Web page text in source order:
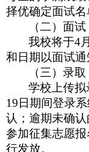
择优确定面试名
（二）面试
我校将于4
和日期以面试通
（三）录取
学校上传拟
19日期间登录
认；逾期未确
参加征集志愿
行发放。